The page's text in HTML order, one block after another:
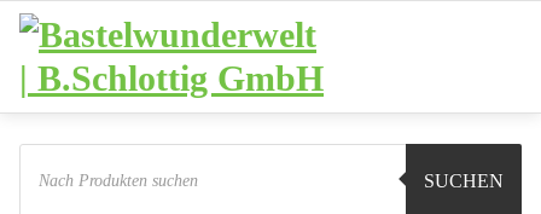
Zum
Inhalt
springen
Products
search
SUCHEN
Sie sind hier: Shop